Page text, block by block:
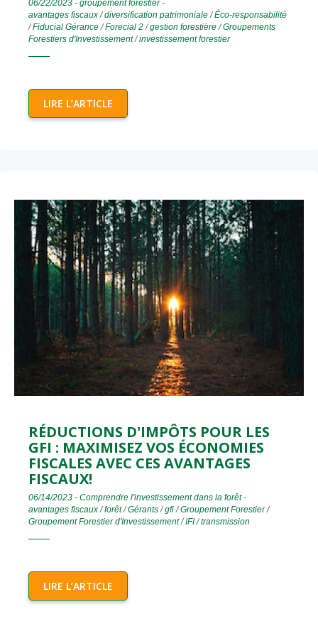
06/22/2023 - groupement forestier-
avantages fiscaux/diversification patrimoniale/Éco-responsabilité
/Fiducial Gérance/Forecial 2/gestion forestière/Groupements
Forestiers d'Investissement/investissement forestier
LIRE L’ARTICLE
RÉDUCTIONS D'IMPÔTS POUR LES
GFI : MAXIMISEZ VOS ÉCONOMIES
FISCALES AVEC CES AVANTAGES
FISCAUX!
06/14/2023 - Comprendre l'investissement dans la forêt-
avantages fiscaux/forêt/Gérants/gfi/Groupement Forestier/
Groupement Forestier d'Investissement/IFI/transmission
LIRE L’ARTICLE